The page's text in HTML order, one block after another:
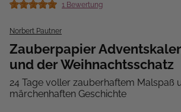
Durchschnittliche Bewertung von 5 von
1 Bewertung
Norbert Pautner
Zauberpapier
und der Weihnachtsschatz
24 Tage voller zauberhaftem Malspaß
märchenhaften Geschichte